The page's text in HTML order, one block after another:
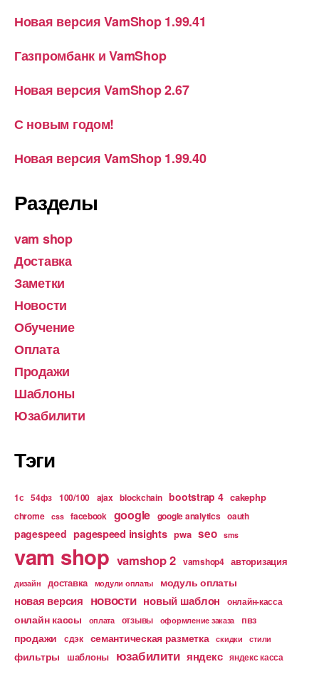
Новая версия VamShop 1.99.41
Газпромбанк и VamShop
Новая версия VamShop 2.67
С новым годом!
Новая версия VamShop 1.99.40
Разделы
vam shop
Доставка
Заметки
Новости
Обучение
Оплата
Продажи
Шаблоны
Юзабилити
Тэги
1с 54фз 100/100 ajax blockchain bootstrap 4 cakephp
chrome css facebook google google analytics oauth
pagespeed pagespeed insights pwa seo sms
vam shop vamshop 2 vamshop4 авторизация
дизайн доставка модули оплаты модуль оплаты
новая версия новости новый шаблон онлайн-касса
онлайн кассы оплата отзывы оформление заказа пвз
продажи сдэк семантическая разметка скидки стили
фильтры шаблоны юзабилити яндекс яндекс касса